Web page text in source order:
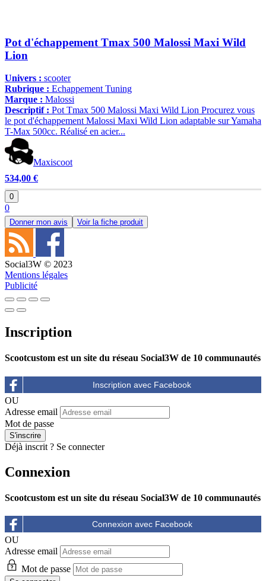
Pot d'échappement Tmax 500 Malossi Maxi Wild
Lion
Univers : scooter
Rubrique : Echappement Tuning
Marque : Malossi
Descriptif : Pot Tmax 500 Malossi Maxi Wild Lion Procurez vous
le pot d'échappement Malossi Maxi Wild Lion adaptable sur Yamaha
T-Max 500cc. Réalisé en acier...
Maxiscoot
534,00 €
0
0
Donner mon avis Voir la fiche produit
Social3W © 2023
Mentions légales
Publicité
Inscription
Scootcustom est un site du réseau Social3W de 10 communautés
OU
Adresse email
Mot de passe
Déjà inscrit ? Se connecter
Connexion
Scootcustom est un site du réseau Social3W de 10 communautés
OU
Adresse email
Mot de passe